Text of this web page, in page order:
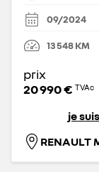
09/2024
13 548KM
prix
20 990 € TVAc
je
RENAULT